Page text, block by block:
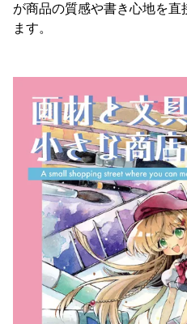
が商品の質感や書き心地を
ます。